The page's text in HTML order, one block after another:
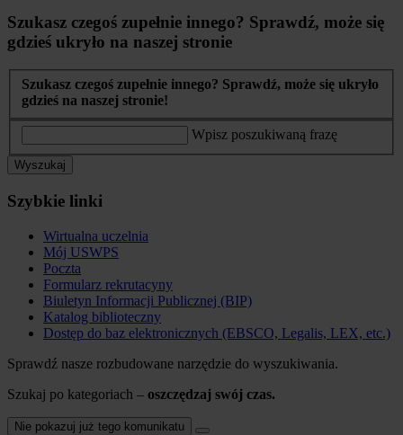
Szukasz czegoś zupełnie innego? Sprawdź, może się
gdzieś ukryło na naszej stronie
Szukasz czegoś zupełnie innego? Sprawdź, może się ukryło
gdzieś na naszej stronie!
Wpisz poszukiwaną frazę
Wyszukaj
Szybkie linki
Wirtualna uczelnia
Mój USWPS
Poczta
Formularz rekrutacyny
Biuletyn Informacji Publicznej (BIP)
Katalog biblioteczny
Dostęp do baz elektronicznych (EBSCO, Legalis, LEX, etc.)
Sprawdź nasze rozbudowane narzędzie do wyszukiwania.
Szukaj po kategoriach – oszczędzaj swój czas.
Nie pokazuj już tego komunikatu